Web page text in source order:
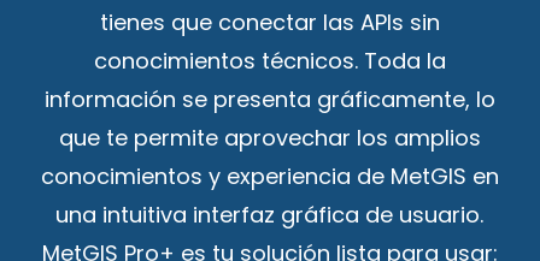
tienes que conectar las APIs sin
conocimientos técnicos. Toda la
información se presenta gráficamente, lo
que te permite aprovechar los amplios
conocimientos y experiencia de MetGIS en
una intuitiva interfaz gráfica de usuario.
MetGIS Pro+ es tu solución lista para usar: